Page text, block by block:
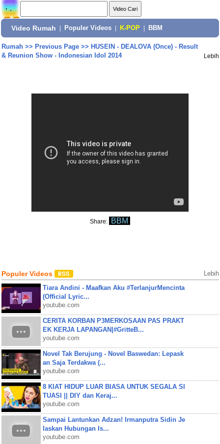
Video Rumah Populer Videos K-POP BBM
Rumah>> Previous Page>> HUSEIN - DEALOVA (Once) - Result
& Reunion Show - Indonesian Idol 2014
Lebih
Share: BBM
Populer Videos Lebih
Tiara Andini - Maafkan Aku #TerlanjurMencinta
(Official Lyric...
youtube.com
CERITA KORBAN P3MERKOSAAN PAS PRAKT
EK KERJA LAPANGAN|#GritteB...
youtube.com
Novel Tak Berujung - Novel Baswedan: Lepask
an Saja Terdakwa (...
youtube.com
8 KIAT HIDUP LUAR BIASA UNTUK SEGALA SI
TUASI || DIY dan Keraj...
youtube.com
Sampai Lantunkan Adzan! Irmanputra Sidin Je
laskan Hubungan Is...
youtube.com